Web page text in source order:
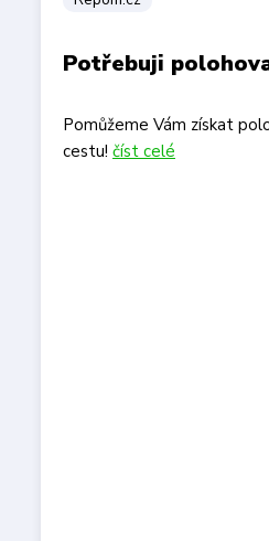
Potřebuji
Pomůžeme Vám získat
cestu! číst celé